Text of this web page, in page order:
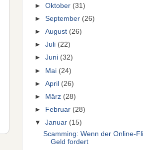
►Oktober (31)
►September (26)
►August (26)
►Juli (22)
►Juni (32)
► Mai (24)
►April (26)
►
März (28)
►
Februar (28)
▼Januar (15)
Scamming: Wenn der Online-
Geld fordert